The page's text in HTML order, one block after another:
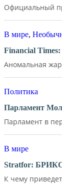
Официальный
В мире,
Financial
Аномальная
Политика
Парламент
Парламент в
В мире
Stratfor: БРИКС
К чему